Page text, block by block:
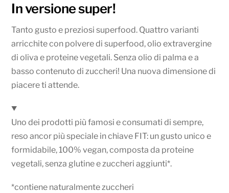
In versione super!
Tanto gusto e preziosi superfood. Quattro varianti
arricchite con polvere di superfood, olio extravergine
di oliva e proteine vegetali. Senza olio di palma e a
basso contenuto di zuccheri! Una nuova dimensione di
piacere ti attende.
Uno dei prodotti più famosi e consumati di sempre,
reso ancor più speciale in chiave FIT: un gusto unico e
formidabile, 100% vegan, composta da proteine
vegetali, senza glutine e zuccheri aggiunti*.
*contiene naturalmente zuccheri